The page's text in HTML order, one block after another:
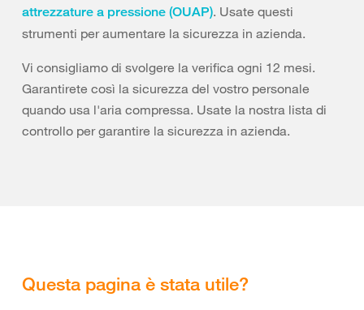
attrezzature a pressione (OUAP). Usate questi
strumenti per aumentare la sicurezza in azienda.
Vi consigliamo di svolgere la verifica ogni 12 mesi.
Garantirete così la sicurezza del vostro personale
quando usa l'aria compressa. Usate la nostra lista di
controllo per garantire la sicurezza in azienda.
Questa pagina è stata utile?